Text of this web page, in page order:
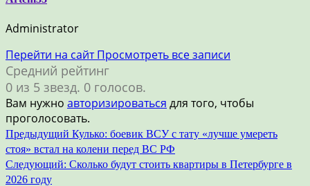
Administrator
Перейти на сайтПросмотреть все записи
Средний рейтинг
0 из 5 звезд. 0 голосов.
Вам нужно авторизироваться для того, чтобы
проголосовать.
Навигация
по
записям
Предыдущий Кулько: боевик ВСУ с тату «лучше умереть
стоя» встал на колени перед ВС РФ
Следующий: Сколько будут стоить квартиры в Петербурге в
2026 году